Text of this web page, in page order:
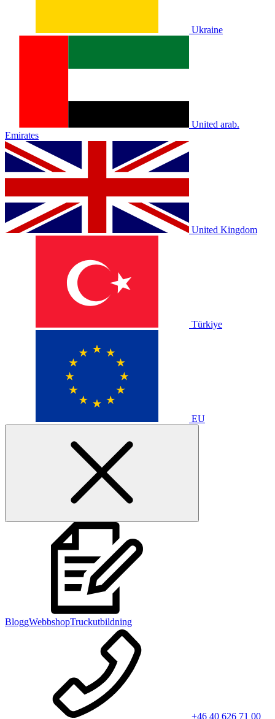
Ukraine
United arab.
Emirates
United Kingdom
Türkiye
EU
BloggWebbshopTruckutbildning
+46 40 626 71 00